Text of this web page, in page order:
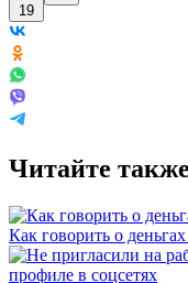
19
Читайте также
Как говорить о